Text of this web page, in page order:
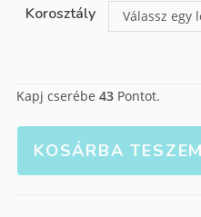
Korosztály Válassz egy
Kapj cserébe 43Pontot.
KOSÁRBA TESZEM